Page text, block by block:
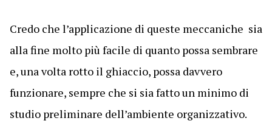
Credo che l’applicazione di queste meccaniche sia
alla fine molto più facile di quanto possa sembrare
e, una volta rotto il ghiaccio, possa davvero
funzionare, sempre che si sia fatto un minimo di
studio preliminare dell’ambiente organizzativo.